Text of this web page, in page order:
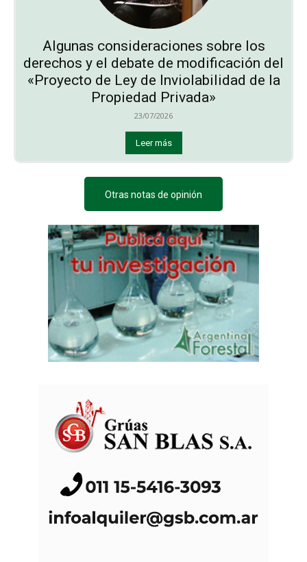
Algunas consideraciones sobre los
derechos y el debate de modificación del
«Proyecto de Ley de Inviolabilidad de la
Propiedad Privada»
23/07/2026
Leer más
Otras notas de opinión